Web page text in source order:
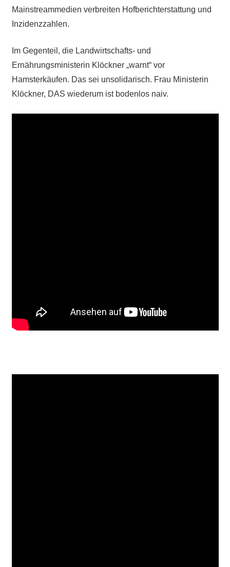
Mainstreammedien verbreiten Hofberichterstattung und
Inzidenzzahlen.
Im Gegenteil, die Landwirtschafts- und
Ernährungsministerin Klöckner „warnt“ vor
Hamsterkäufen. Das sei unsolidarisch. Frau Ministerin
Klöckner, DAS wiederum ist bodenlos naiv.